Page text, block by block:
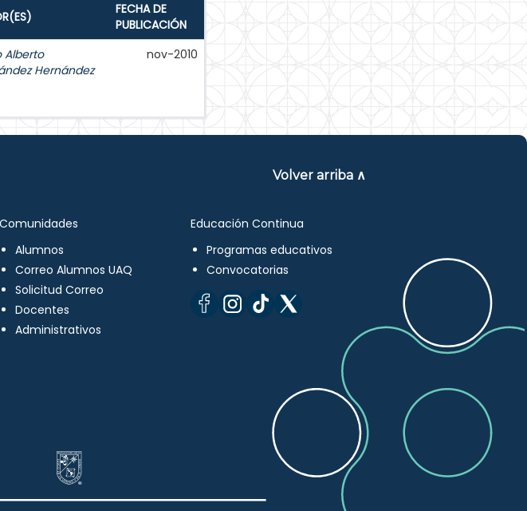
FECHA DE
PUBLICACIÓN
Alberto
Hernández
nov-2010
Volver arriba ∧
Comunidades
Alumnos
Correo Alumnos UAQ
Solicitud Correo
Docentes
Administrativos
Educación Continua
Programas educativos
Convocatorias